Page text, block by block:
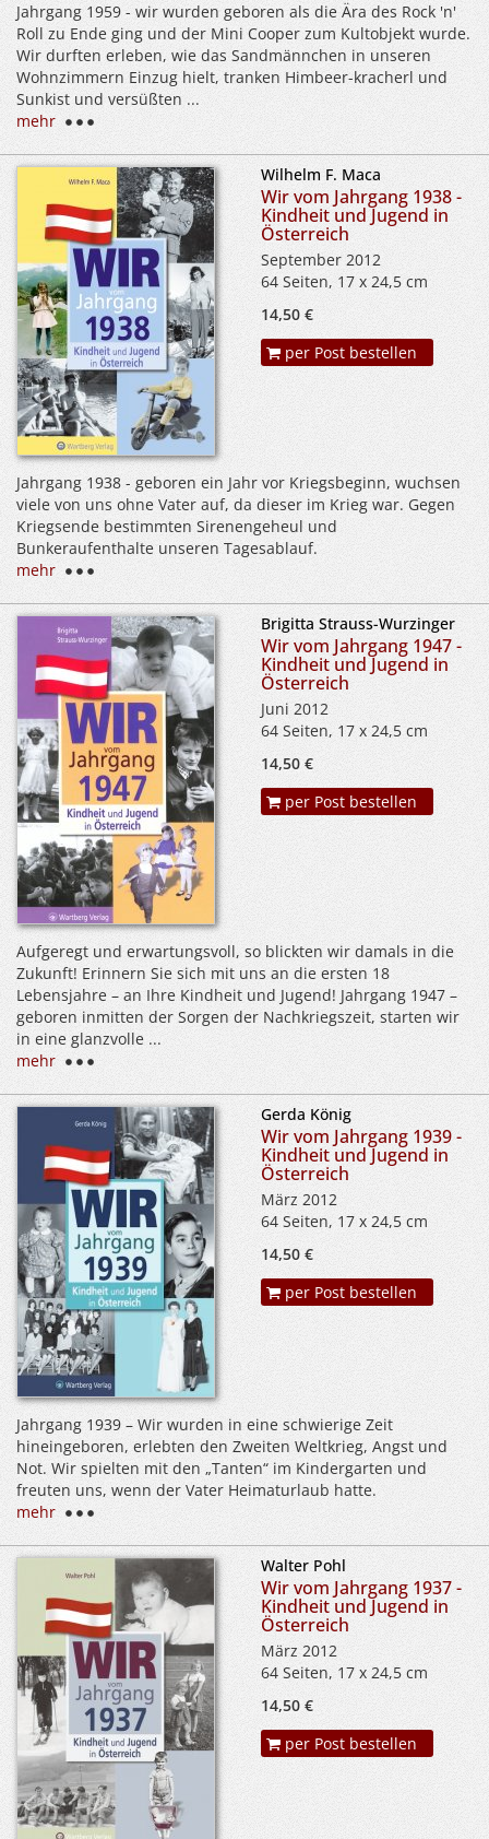
Jahrgang 1959 - wir wurden geboren als die Ära des Rock 'n'
Roll zu Ende ging und der Mini Cooper zum Kultobjekt wurde.
Wir durften erleben, wie das Sandmännchen in unseren
Wohnzimmern Einzug hielt, tranken Himbeer-kracherl und
Sunkist und versüßten ...
mehr
Wilhelm F. Maca
Wir vom Jahrgang 1938 -
Kindheit und Jugend in
Österreich
September 2012
64 Seiten, 17 x 24,5 cm
14,50 €
per Post bestellen
Jahrgang 1938 - geboren ein Jahr vor Kriegsbeginn, wuchsen
viele von uns ohne Vater auf, da dieser im Krieg war. Gegen
Kriegsende bestimmten Sirenengeheul und
Bunkeraufenthalte unseren Tagesablauf.
mehr
Brigitta Strauss-Wurzinger
Wir vom Jahrgang 1947 -
Kindheit und Jugend in
Österreich
Juni 2012
64 Seiten, 17 x 24,5 cm
14,50 €
per Post bestellen
Aufgeregt und erwartungsvoll, so blickten wir damals in die
Zukunft! Erinnern Sie sich mit uns an die ersten 18
Lebensjahre – an Ihre Kindheit und Jugend! Jahrgang 1947 –
geboren inmitten der Sorgen der Nachkriegszeit, starten wir
in eine glanzvolle ...
mehr
Gerda König
Wir vom Jahrgang 1939 -
Kindheit und Jugend in
Österreich
März 2012
64 Seiten, 17 x 24,5 cm
14,50 €
per Post bestellen
Jahrgang 1939 – Wir wurden in eine schwierige Zeit
hineingeboren, erlebten den Zweiten Weltkrieg, Angst und
Not. Wir spielten mit den „Tanten“ im Kindergarten und
freuten uns, wenn der Vater Heimaturlaub hatte.
mehr
Walter Pohl
Wir vom Jahrgang 1937 -
Kindheit und Jugend in
Österreich
März 2012
64 Seiten, 17 x 24,5 cm
14,50 €
per Post bestellen